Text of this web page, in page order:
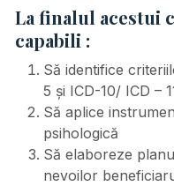
La finalul acestui
capabili :
Să identifice
5 și ICD-10/ ICD –
Să aplice
psihologică
Să elaboreze
nevoilor